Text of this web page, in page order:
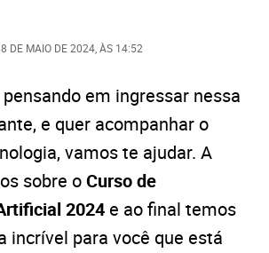
8 DE MAIO DE 2024 , ÀS 14:52
em ingressar nessa
e quer acompanhar o
vamos te ajudar. A
sobre oCurso de
2024 e ao final temos
incrível para você que está